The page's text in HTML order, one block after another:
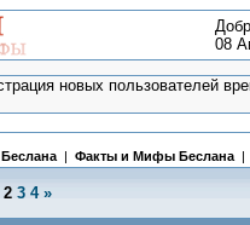
08
новых пользователей
| Факты и Мифы Беслана|
2 3 4 »